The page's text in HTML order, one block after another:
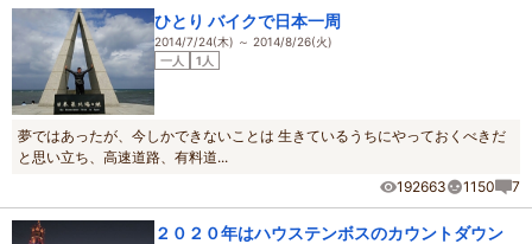
ひとり バイクで日本一周
2014/7/24(木) ～ 2014/8/26(火)
一人
1人
夢ではあったが、今しかできないことは 生きているうちにやっておくべきだ
と思い立ち、高速道路、有料道...
192663
1150 7
２０２０年はハウステンボスのカウントダウン